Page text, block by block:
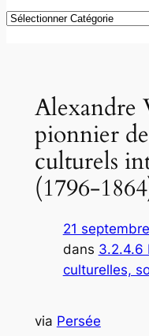
Catégories
Alexandre
pionnier
culturels
(1796-
21
dans 3.2.4.6
culturelles,
via Persée